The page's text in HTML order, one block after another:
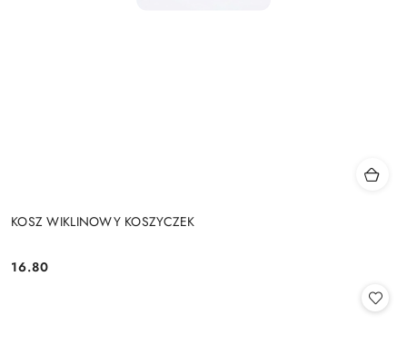
KOSZ WIKLINOWY KOSZYCZEK
Cena:
16.80